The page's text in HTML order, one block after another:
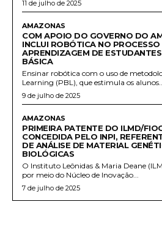
11 de julho de 2025
AMAZONAS
COM APOIO DO GOVERNO DO
INCLUI ROBÓTICA NO
APRENDIZAGEM DE
BÁSICA
Ensinar robótica com o uso de
Learning (PBL), que estimula os
9 de julho de 2025
AMAZONAS
PRIMEIRA PATENTE DO ILMD/
CONCEDIDA PELO INPI,
DE ANÁLISE DE MATERIAL
BIOLÓGICAS
O Instituto Leônidas & Maria Deane
por meio do Núcleo de Inovação...
7 de julho de 2025